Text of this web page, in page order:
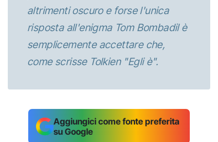
altrimenti oscuro e forse l'unica
risposta all'enigma Tom Bombadil è
semplicemente accettare che,
come scrisse Tolkien "Egli è".
Aggiungici come fonte preferita
su Google